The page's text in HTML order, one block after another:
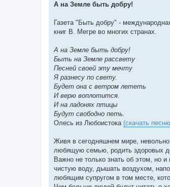
А на Земле быть добру!
Газета "Быть добру" -
книг В. Мегре во многих странах.
А на Земле быть добру!
Быть на Земле рассвету
Песней своей эту мечту
Я разнесу по свету.
Будет она с ветром лететь
И верю воплотится.
И на ладонях птицы
Будут свободно петь.
Олесь из Любоистока (скачать
Живя в сегодняшнем мире,
любящую семью, родить здоровых
Важно не только знать об этом, но и
чистую воду, дышать воздухом,
любящим супругом в том месте,